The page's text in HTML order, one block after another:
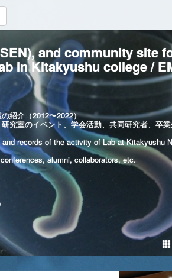
and community site
in Kitakyushu college /
紹介（2012〜2022）
究室のイベント、学会活動、共同研究者、卒業
records of the activity of Lab at Kitakyushu
alumni, collaborators, etc.